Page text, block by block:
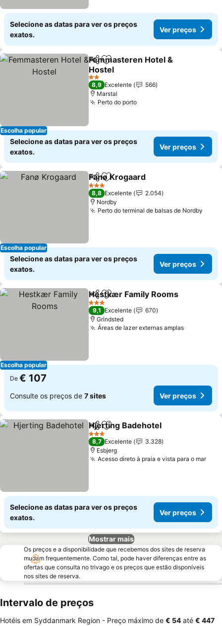
Selecione as datas para ver os preços
exatos.
Ver preços
Escolha popular
PartilharAdicionar aos favoritos
Femmasteren Hotel &
Hostel
Ver preços
2 Estrelas
8,9 Excelente
566
Marstal
Perto do portoVer preços
Selecione as datas para ver os preços
exatos.
Ver preços
Escolha popular
PartilharAdicionar aos favoritos
Fanø Krogaard
3 Estrelas
8,8 Excelente
2.054
Nordby
Perto do terminal de balsas de Nordby
Selecione as datas para ver os preços
exatos.
Ver preços
Escolha popular
PartilharAdicionar aos favoritos
Hestkær Family Rooms
3 Estrelas
9,1 Excelente
670
Grindsted
Áreas de lazer externas amplasVer
De € 107
Consulte os preços de 7 sites Ver preços
PartilharAdicionar aos favoritos
Hjerting Badehotel
3 Estrelas
8,7 Excelente
3.328
Esbjerg
Acesso direto à praia e vista para o marVer
Selecione as datas para ver os preços
exatos.
Ver preços
Mostrar mais
Os preços e a disponibilidade que recebemos dos sites de reserva
mudam frequentemente. Como tal, pode haver diferenças entre as
ofertas que consulta no trivago e os preços que estão disponíveis
nos sites de reserva.
Intervalo de preços
Hotéis em Syddanmark Region - Preço máximo de ‎€ 54 até ‎€ 447